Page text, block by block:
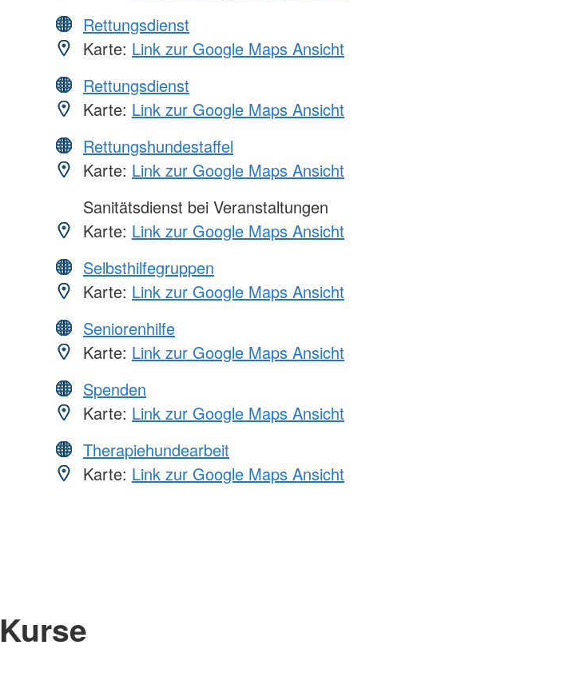
Rettungsdienst
Karte: Link zur Google Maps Ansicht
Rettungsdienst
Karte: Link zur Google Maps Ansicht
Rettungshundestaffel
Karte: Link zur Google Maps Ansicht
Sanitätsdienst bei Veranstaltungen
Karte: Link zur Google Maps Ansicht
Selbsthilfegruppen
Karte: Link zur Google Maps Ansicht
Seniorenhilfe
Karte: Link zur Google Maps Ansicht
Spenden
Karte: Link zur Google Maps Ansicht
Therapiehundearbeit
Karte: Link zur Google Maps Ansicht
Kurse